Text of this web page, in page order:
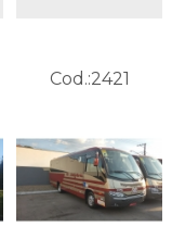
Cod.:2421